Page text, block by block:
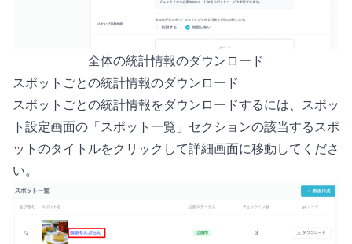
全体の統計情報のダウンロード
スポットごとの統計情報のダウンロード
スポットごとの統計情報をダウンロードするには、スポッ
ト設定画面の「スポット一覧」セクションの該当するスポ
ットのタイトルをクリックして詳細画面に移動してくださ
い。